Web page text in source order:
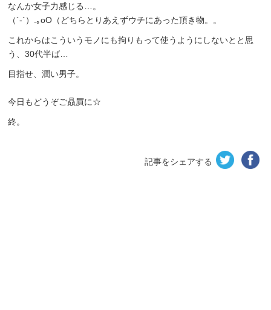
なんか女子力感じる…。
（´-`）.｡oO（どちらとりあえずウチにあった頂き物。。
これからはこういうモノにも拘りもって使うようにしないとと思
う、30代半ば…
目指せ、潤い男子。
今日もどうぞご贔屓に☆
終。
記事をシェアする